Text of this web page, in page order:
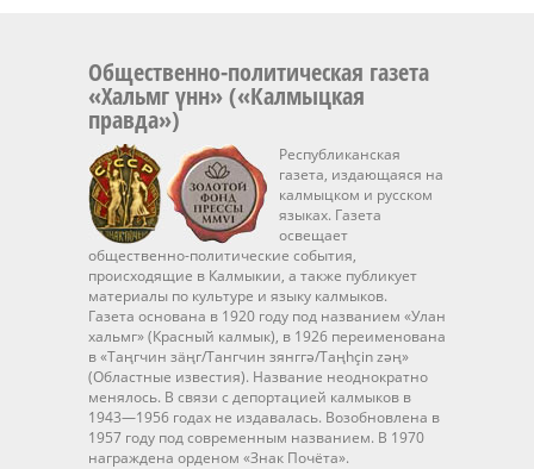
Общественно-политическая газета
«Хальмг үнн» («Калмыцкая
правда»)
Республиканская
газета, издающаяся на
калмыцком и русском
языках. Газета
освещает
общественно-политические события,
происходящие в Калмыкии, а также публикует
материалы по культуре и языку калмыков.
Газета основана в 1920 году под названием «Улан
хальмг» (Красный калмык), в 1926 переименована
в «Таңгчин зäңг/Тангчин зянггә/Taңhçin zәң»
(Областные известия). Название неоднократно
менялось. В связи с депортацией калмыков в
1943—1956 годах не издавалась. Возобновлена в
1957 году под современным названием. В 1970
награждена орденом «Знак Почёта».